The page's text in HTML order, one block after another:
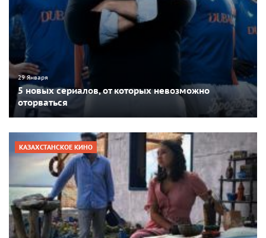
29 Января
5 новых сериалов, от которых невозможно
оторваться
КАЗАХСТАНСКОЕ КИНО